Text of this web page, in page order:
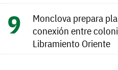
Monclova prepara
conexión entre
Libramiento Oriente